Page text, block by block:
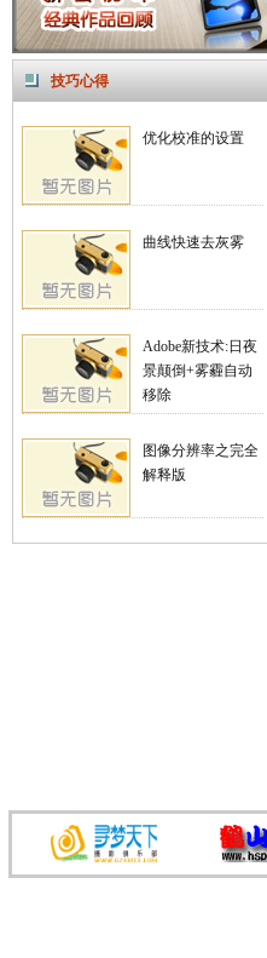
技巧心得
优化校准的设置
曲线快速去灰雾
Adobe新技术:日夜
景颠倒+雾霾自动
移除
图像分辨率之完全
解释版